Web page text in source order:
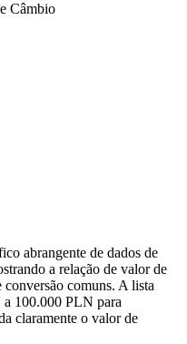
Câmbio
abrangente de dados de
a relação de valor de
comuns. A lista
a 100.000 PLN para
claramente o valor de